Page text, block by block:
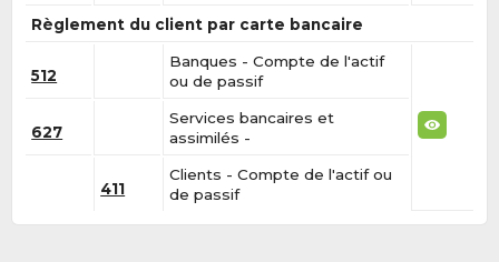
Règlement du client par carte bancaire
512
Banques - Compte de l'actif
ou de passif
627
Services bancaires et
assimilés -
411
Clients - Compte de l'actif ou
de passif